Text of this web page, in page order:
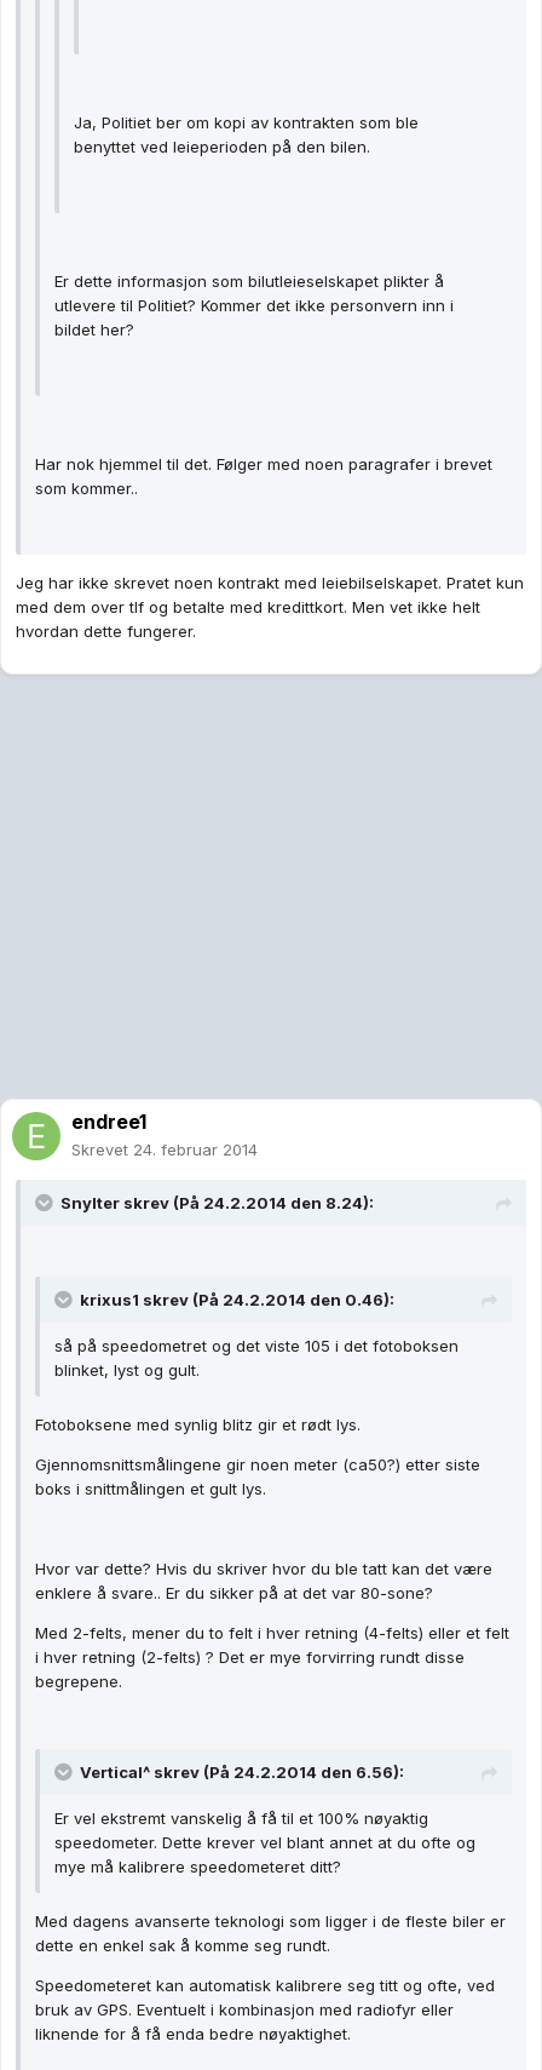
Ja, Politiet ber om kopi av kontrakten som ble
benyttet ved leieperioden på den bilen.
Er dette informasjon som bilutleieselskapet plikter å
utlevere til Politiet? Kommer det ikke personvern inn i
bildet her?
Har nok hjemmel til det. Følger med noen paragrafer i brevet
som kommer..
Jeg har ikke skrevet noen kontrakt med leiebilselskapet. Pratet kun
med dem over tlf og betalte med kredittkort. Men vet ikke helt
hvordan dette fungerer.
endree1
Skrevet 24. februar 2014
Snylter skrev (På 24.2.2014 den 8.24):
krixus1 skrev (På 24.2.2014 den 0.46):
så på speedometret og det viste 105 i det fotoboksen
blinket, lyst og gult.
Fotoboksene med synlig blitz gir et rødt lys.
Gjennomsnittsmålingene gir noen meter (ca50?) etter siste
boks i snittmålingen et gult lys.
Hvor var dette? Hvis du skriver hvor du ble tatt kan det være
enklere å svare.. Er du sikker på at det var 80-sone?
Med 2-felts, mener du to felt i hver retning (4-felts) eller et felt
i hver retning (2-felts) ? Det er mye forvirring rundt disse
begrepene.
Vertical^ skrev (På 24.2.2014 den 6.56):
Er vel ekstremt vanskelig å få til et 100% nøyaktig
speedometer. Dette krever vel blant annet at du ofte og
mye må kalibrere speedometeret ditt?
Med dagens avanserte teknologi som ligger i de fleste biler er
dette en enkel sak å komme seg rundt.
Speedometeret kan automatisk kalibrere seg titt og ofte, ved
bruk av GPS. Eventuelt i kombinasjon med radiofyr eller
liknende for å få enda bedre nøyaktighet.